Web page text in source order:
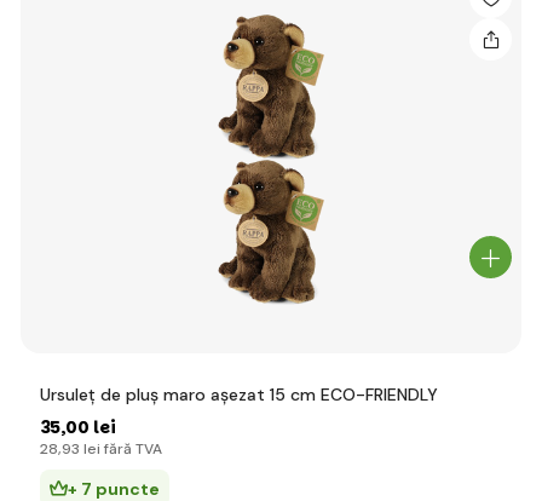
Ursuleț de pluș maro așezat 15 cm ECO-FRIENDLY
35,00 lei
28,93 lei fără TVA
+ 7 puncte